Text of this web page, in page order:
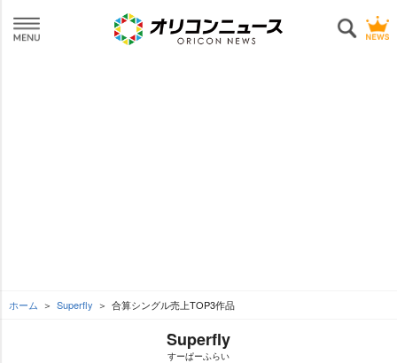
ホーム Superfly 合算シングル売上TOP3作品
Superfly
すーぱーふらい